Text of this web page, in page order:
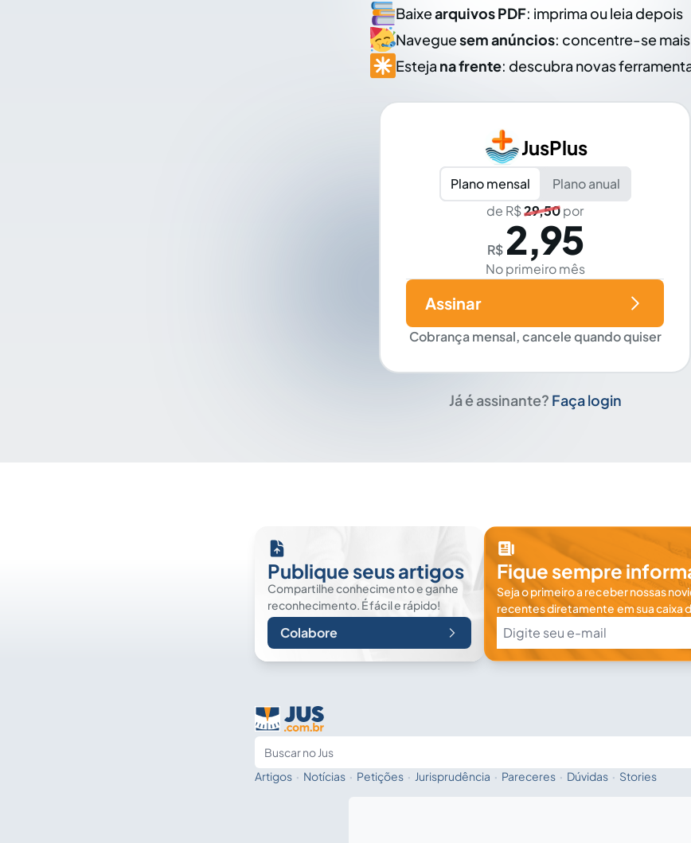
Baixearquivos PDF: imprima ou leia depois
Naveguesem anúncios: concentre-se mais
Esteja na frente: descubra novas
JusPlus
Plano mensal
Plano anual
de R$29,50por
R$ 2,95
No primeiro mês
Cobrança mensal, cancele quando quiser
Assinar
Já é assinante? Faça login
Publique seus artigos
Compartilhe conhecimento e ganhe
reconhecimento. É fácil e rápido!
Colabore
Fique sempre
Seja o primeiro a receber nossas
recentes diretamente em sua caixa
Artigos · Notícias · Petições · Jurisprudência · Pareceres · Dúvidas · Stories